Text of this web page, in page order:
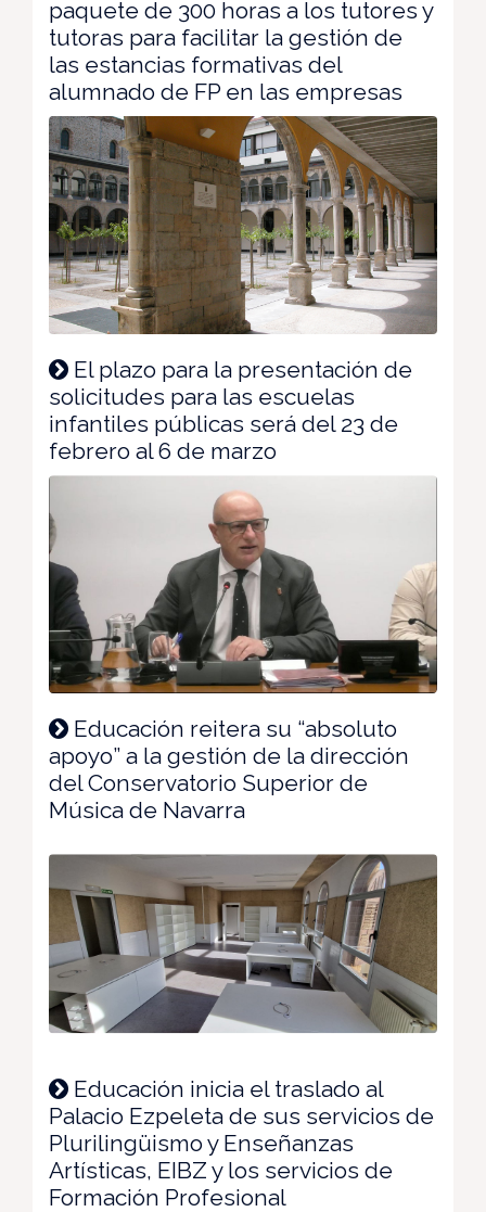
paquete de 300 horas a los tutores y
tutoras para facilitar la gestión de
las estancias formativas del
alumnado de FP en las empresas
El plazo para la presentación de
solicitudes para las escuelas
infantiles públicas será del 23 de
febrero al 6 de marzo
Educación reitera su “absoluto
apoyo” a la gestión de la dirección
del Conservatorio Superior de
Música de Navarra
Educación inicia el traslado al
Palacio Ezpeleta de sus servicios de
Plurilingüismo y Enseñanzas
Artísticas, EIBZ y los servicios de
Formación Profesional